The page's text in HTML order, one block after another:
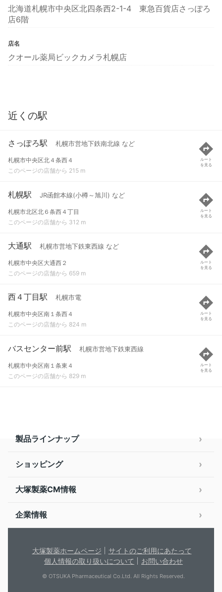
北海道札幌市中央区北四条西2-1-4 東急百貨店さっぽろ
店6階
店名
クオール薬局ビックカメラ札幌店
近くの駅
さっぽろ駅 札幌市営地下鉄南北線 など
札幌市中央区北４条西４
このページの店舗から 215 m
ルート
を見る
札幌駅 JR函館本線(小樽～旭川) など
札幌市北区北６条西４丁目
このページの店舗から 312 m
ルート
を見る
大通駅 札幌市営地下鉄東西線 など
札幌市中央区大通西２
このページの店舗から 659 m
ルート
を見る
西４丁目駅 札幌市電
札幌市中央区南１条西４
このページの店舗から 824 m
ルート
を見る
バスセンター前駅 札幌市営地下鉄東西線
札幌市中央区南１条東４
このページの店舗から 829 m
ルート
を見る
製品ラインナップ
ショッピング
大塚製薬CM情報
企業情報
大塚製薬ホームページ
サイトのご利用にあたって
個人情報の取り扱いについて
お問い合わせ
© OTSUKA Pharmaceutical Co.Ltd. All Rights Reserved.